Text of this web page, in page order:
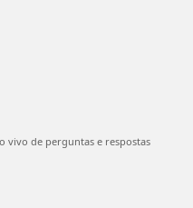
vivo de perguntas e respostas